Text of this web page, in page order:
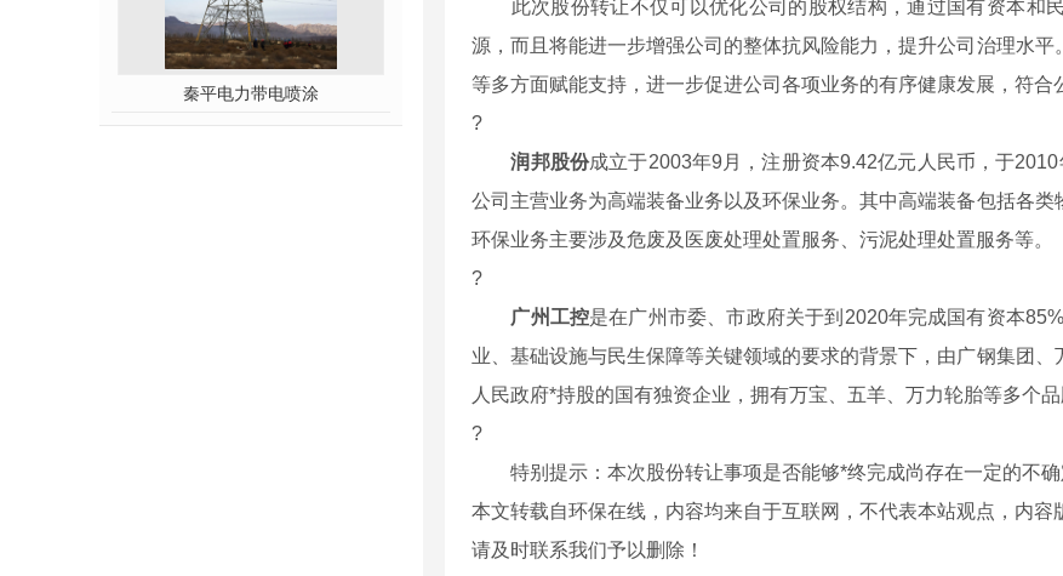
秦平电力带电喷涂
此次股份转让不仅可以优化公司的股权结构，通过国有资本和
源，而且将能进一步增强公司的整体抗风险能力，提升公司治理水
等多方面赋能支持，进一步促进公司各项业务的有序健康发展，符合
?
润邦股份成立于2003年9月，注册资本9.42亿元人民币，于
公司主营业务为高端装备业务以及环保业务。其中高端装备包括各类
环保业务主要涉及危废及医废处理处置服务、污泥处理处置服务等。
?
广州工控是在广州市委、市政府关于到2020年完成国有资本
业、基础设施与民生保障等关键领域的要求的背景下，由广钢集团
人民政府*持股的国有独资企业，拥有万宝、五羊、万力轮胎等多个
?
特别提示：本次股份转让事项是否能够*终完成尚存在一定的不确
本文转载自环保在线，内容均来自于互联网，不代表本站观点，内容
请及时联系我们予以删除！